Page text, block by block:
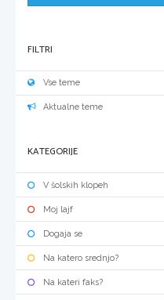
FILTRI
Vse teme
Aktualne teme
KATEGORIJE
V šolskih klopeh
Moj lajf
Dogaja se
Na katero srednjo?
Na kateri faks?